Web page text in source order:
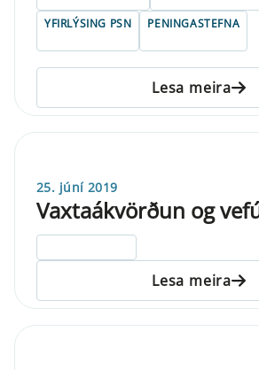
YFIRLÝSING PSN PENINGASTEFNA
Lesa meira
25. júní 2019
Vaxtaákvörðun og
Lesa meira